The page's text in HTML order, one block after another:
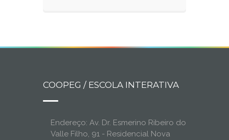
COOPEG / ESCOLA INTERATIVA
Endereço: Av. Dr. Esmerino Ribeiro do
Valle Filho, 91 - Residencial Nova